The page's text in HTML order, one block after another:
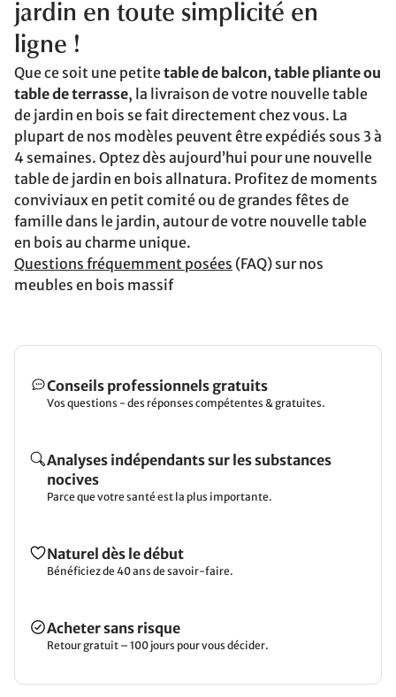
jardin en toute simplicité en
ligne !
Que ce soit une petitetable de balcon, table pliante ou
table de terrasse, la livraison de votre nouvelle table
de jardin en bois se fait directement chez vous. La
plupart de nos modèles peuvent être expédiés sous 3 à
4 semaines. Optez dès aujourd’hui pour une nouvelle
table de jardin en bois allnatura. Profitez de moments
conviviaux en petit comité ou de grandes fêtes de
famille dans le jardin, autour de votre nouvelle table
en bois au charme unique.
Questions fréquemment posées (FAQ) sur nos
meubles en bois massif
Conseils professionnels gratuits
Vos questions - des réponses compétentes & gratuites.
Analyses indépendants sur les substances
nocives
Parce que votre santé est la plus importante.
Naturel dès le début
Bénéficiez de 40 ans de savoir-faire.
Acheter sans risque
Retour gratuit – 100 jours pour vous décider.